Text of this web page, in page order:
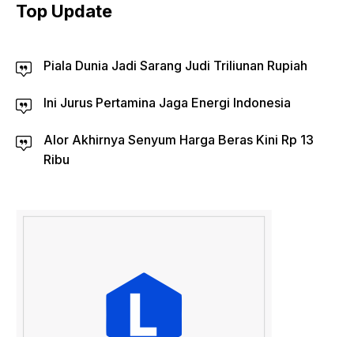
Top Update
Piala Dunia Jadi Sarang Judi Triliunan Rupiah
Ini Jurus Pertamina Jaga Energi Indonesia
Alor Akhirnya Senyum Harga Beras Kini Rp 13
Ribu